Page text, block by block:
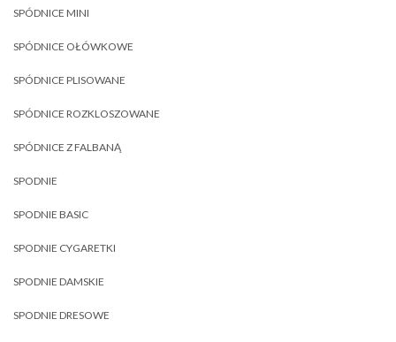
SPÓDNICE MINI
SPÓDNICE OŁÓWKOWE
SPÓDNICE PLISOWANE
SPÓDNICE ROZKLOSZOWANE
SPÓDNICE Z FALBANĄ
SPODNIE
SPODNIE BASIC
SPODNIE CYGARETKI
SPODNIE DAMSKIE
SPODNIE DRESOWE